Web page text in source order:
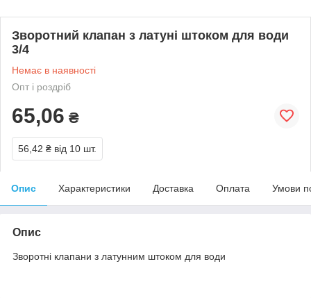
Зворотний клапан з латуні штоком для води
3/4
Немає в наявності
Опт і роздріб
65,06 ₴
56,42 ₴ від 10 шт.
Опис Характеристики Доставка Оплата Умови
Опис
Зворотні клапани з латунним штоком для води